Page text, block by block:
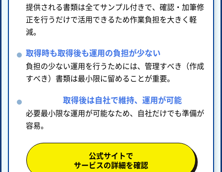
提供される書類は全てサンプル付きで、確認・加筆修
正を行うだけで活用できるため作業負担を大きく軽
減。
取得時も取得後も運用の負担が少ない
負担の少ない運用を行うためには、管理すべき（作成
すべき）書類は最小限に留めることが重要。
取得後は自社で維持、運用が可能
必要最小限な運用が可能なため、自社だけでも準備が
容易。
公式サイトで
サービスの詳細を確認